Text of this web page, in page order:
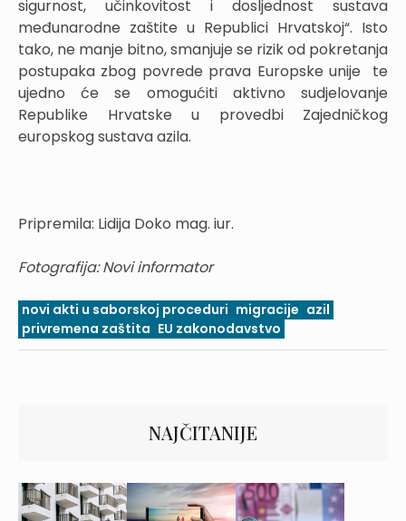
sigurnost, učinkovitost i dosljednost sustava
međunarodne zaštite u Republici Hrvatskoj“. Isto
tako, ne manje bitno, smanjuje se rizik od pokretanja
postupaka zbog povrede prava Europske unije te
ujedno će se omogućiti aktivno sudjelovanje
Republike Hrvatske u provedbi Zajedničkog
europskog sustava azila.
Pripremila: Lidija Doko mag. iur.
Fotografija: Novi informator
novi akti u saborskoj proceduri migracije azil
privremena zaštita EU zakonodavstvo
NAJČITANIJE